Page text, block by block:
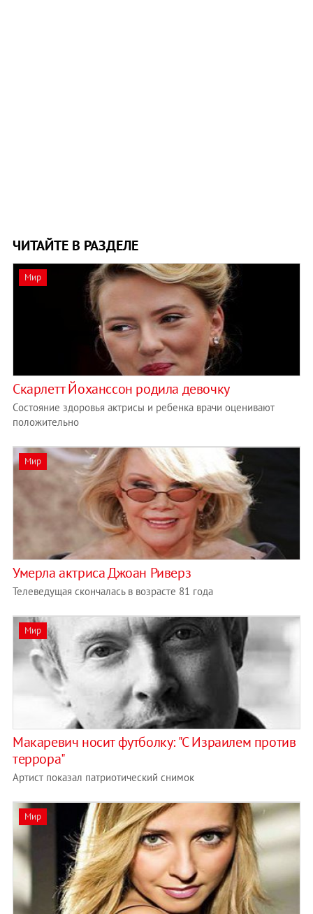
ЧИТАЙТЕ В РАЗДЕЛЕ
Мир
Скарлетт Йоханссон родила девочку
Состояние здоровья актрисы и ребенка врачи оценивают
положительно
Мир
Умерла актриса Джоан Риверз
Телеведущая скончалась в возрасте 81 года
Мир
Макаревич носит футболку: "С Израилем против
террора"
Артист показал патриотический снимок
Мир